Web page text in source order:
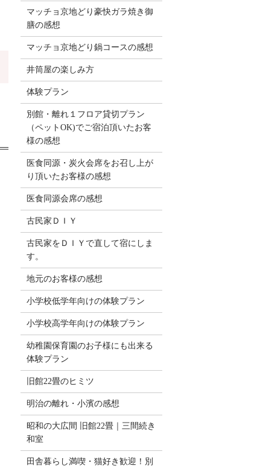
マッチョ京地どり豪快ガラ焼き御
膳の感想
マッチョ京地どり鍋コースの感想
井筒屋の楽しみ方
体験プラン
別館・離れ１フロア貸切プラン
（ペットOK)でご宿泊頂いたお客
様の感想
医食同源・炭火会席をお召し上が
り頂いたお客様の感想
医食同源会席の感想
古民家ＤＩＹ
古民家をＤＩＹで直して宿にしま
す。
地元のお客様の感想
小学校低学年向けの体験プラン
小学校高学年向けの体験プラン
幼稚園保育園のお子様にも出来る
体験プラン
旧館22畳のヒミツ
明治の離れ・小濱の感想
昭和の大広間 旧館22畳｜三間続き
和室
田舎暮らし満喫・猫好き歓迎！別